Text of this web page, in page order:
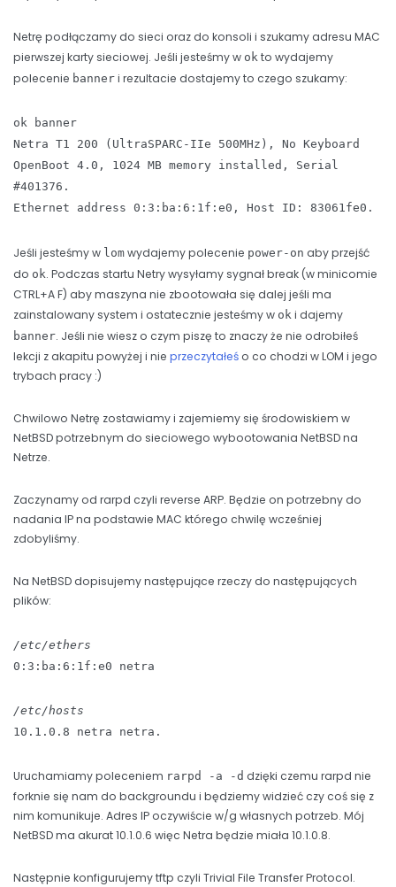
Netrę podłączamy do sieci oraz do konsoli i szukamy adresu MAC
pierwszej karty sieciowej. Jeśli jesteśmy w ok to wydajemy
polecenie banner i rezultacie dostajemy to czego szukamy:
ok banner
Netra T1 200 (UltraSPARC-IIe 500MHz), No Keyboard
OpenBoot 4.0, 1024 MB memory installed, Serial
#401376.
Ethernet address 0:3:ba:6:1f:e0, Host ID: 83061fe0.
Jeśli jesteśmy w lom wydajemy polecenie power-on aby przejść
do ok. Podczas startu Netry wysyłamy sygnał break (w minicomie
CTRL+AF) aby maszyna nie zbootowała się dalej jeśli ma
zainstalowany system i ostatecznie jesteśmy w ok i dajemy
banner. Jeśli nie wiesz o czym piszę to znaczy że nie odrobiłeś
lekcji z akapitu powyżej i nie przeczytałeśo co chodzi w LOM i jego
trybach pracy :)
Chwilowo Netrę zostawiamy i zajemiemy się środowiskiem w
NetBSD potrzebnym do sieciowego wybootowania NetBSD na
Netrze.
Zaczynamy od rarpd czyli reverse ARP. Będzie on potrzebny do
nadania IP na podstawie MAC którego chwilę wcześniej
zdobyliśmy.
Na NetBSD dopisujemy następujące rzeczy do następujących
plików:
/etc/ethers
0:3:ba:6:1f:e0 netra
/etc/hosts
10.1.0.8 netra netra.
Uruchamiamy poleceniem rarpd -a -d dzięki czemu rarpd nie
forknie się nam do backgroundu i będziemy widzieć czy coś się z
nim komunikuje. Adres IP oczywiście w/g własnych potrzeb. Mój
NetBSD ma akurat 10.1.0.6 więc Netra będzie miała 10.1.0.8.
Następnie konfigurujemy tftp czyli Trivial File Transfer Protocol.